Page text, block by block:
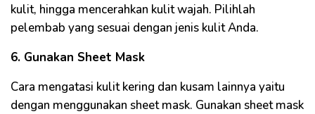
kulit, hingga mencerahkan kulit wajah. Pilihlah
pelembab yang sesuai dengan jenis kulit Anda.
6. Gunakan Sheet Mask
Cara mengatasi kulit kering dan kusam lainnya yaitu
dengan menggunakan sheet mask. Gunakan sheet mask